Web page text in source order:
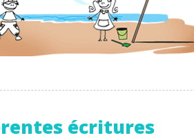
écritures